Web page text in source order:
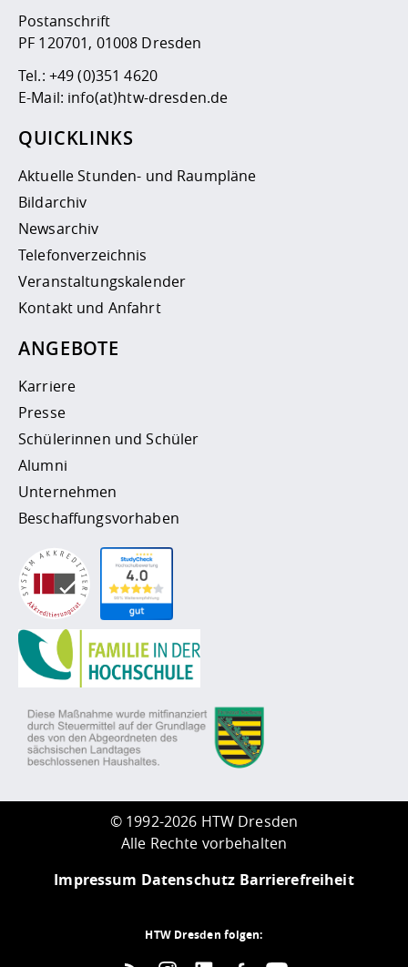
Postanschrift
PF 120701, 01008 Dresden
Tel.: +49 (0)351 4620
E-Mail: info(at)htw-dresden.de
QUICKLINKS
Aktuelle Stunden- und Raumpläne
Bildarchiv
Newsarchiv
Telefonverzeichnis
Veranstaltungskalender
Kontakt und Anfahrt
ANGEBOTE
Karriere
Presse
Schülerinnen und Schüler
Alumni
Unternehmen
Beschaffungsvorhaben
© 1992-2026 HTW Dresden
Alle Rechte vorbehalten
Impressum Datenschutz Barrierefreiheit
HTW Dresden folgen: